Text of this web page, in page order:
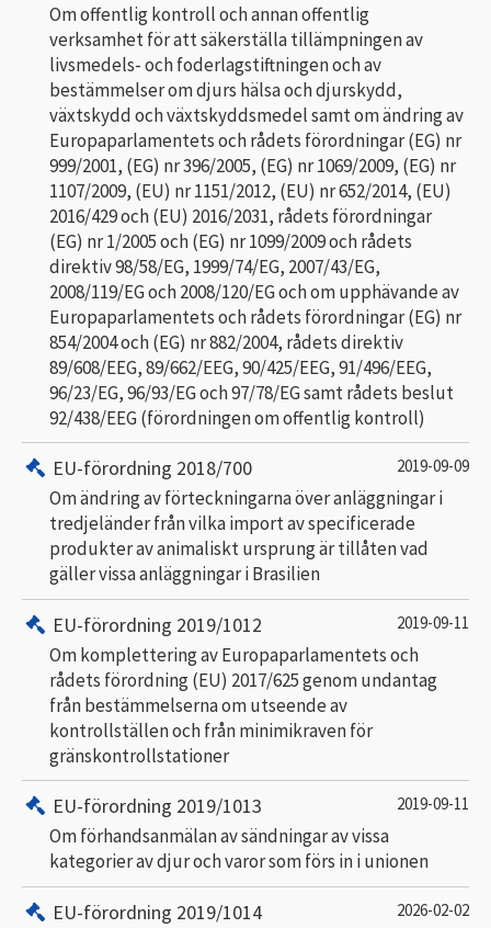
Om offentlig kontroll och annan offentlig
verksamhet för att säkerställa tillämpningen av
livsmedels- och foderlagstiftningen och av
bestämmelser om djurs hälsa och djurskydd,
växtskydd och växtskyddsmedel samt om ändring av
Europaparlamentets och rådets förordningar (EG) nr
999/2001, (EG) nr 396/2005, (EG) nr 1069/2009, (EG) nr
1107/2009, (EU) nr 1151/2012, (EU) nr 652/2014, (EU)
2016/429 och (EU) 2016/2031, rådets förordningar
(EG) nr 1/2005 och (EG) nr 1099/2009 och rådets
direktiv 98/58/EG, 1999/74/EG, 2007/43/EG,
2008/119/EG och 2008/120/EG och om upphävande av
Europaparlamentets och rådets förordningar (EG) nr
854/2004 och (EG) nr 882/2004, rådets direktiv
89/608/EEG, 89/662/EEG, 90/425/EEG, 91/496/EEG,
96/23/EG, 96/93/EG och 97/78/EG samt rådets beslut
92/438/EEG (förordningen om offentlig kontroll)
EU-förordning 2018/700 2019-09-09
Om ändring av förteckningarna över anläggningar i
tredjeländer från vilka import av specificerade
produkter av animaliskt ursprung är tillåten vad
gäller vissa anläggningar i Brasilien
EU-förordning 2019/1012 2019-09-11
Om komplettering av Europaparlamentets och
rådets förordning (EU) 2017/625 genom undantag
från bestämmelserna om utseende av
kontrollställen och från minimikraven för
gränskontrollstationer
EU-förordning 2019/1013 2019-09-11
Om förhandsanmälan av sändningar av vissa
kategorier av djur och varor som förs in i unionen
EU-förordning 2019/1014 2026-02-02